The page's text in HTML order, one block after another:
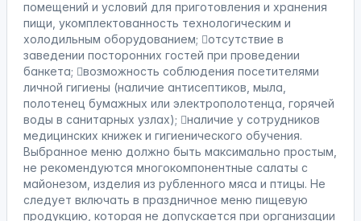
помещений и условий для приготовления и хранения
пищи, укомплектованность технологическим и
холодильным оборудованием; отсутствие в
заведении посторонних гостей при проведении
банкета; возможность соблюдения посетителями
личной гигиены (наличие антисептиков, мыла,
полотенец бумажных или электрополотенца, горячей
воды в санитарных узлах); наличие у сотрудников
медицинских книжек и гигиенического обучения.
Выбранное меню должно быть максимально простым,
не рекомендуются многокомпонентные салаты с
майонезом, изделия из рубленного мяса и птицы. Не
следует включать в праздничное меню пищевую
продукцию, которая не допускается при организации